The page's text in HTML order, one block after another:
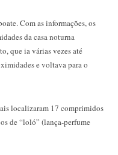
Com as informações, os
da casa noturna
que ia várias vezes até
e voltava para o
localizaram 17 comprimidos
de “loló” (lança-perfume